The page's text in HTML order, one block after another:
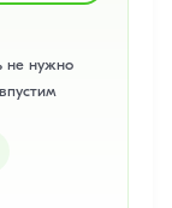
не нужно